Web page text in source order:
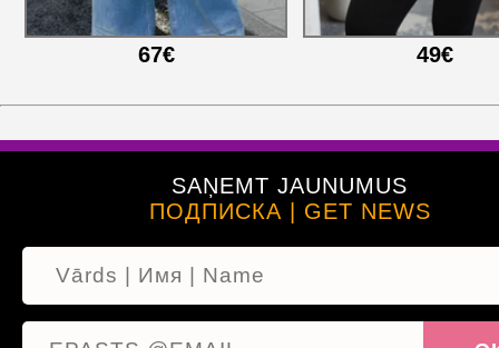
67€ 49€
SAŅEMT JAUNUMUS
ПОДПИСКА | GET NEWS